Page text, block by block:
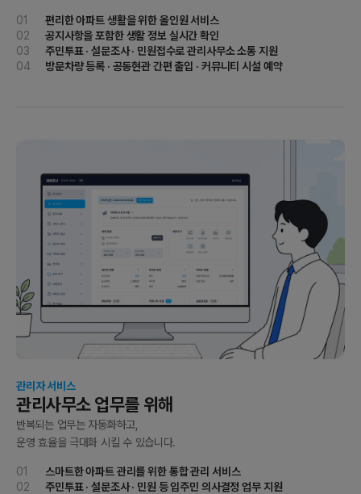
01
편리한 아파트 생활을 위한 올인원 서비스
02
공지사항을 포함한 생활 정보 실시간 확인
03
주민투표 · 설문조사 · 민원접수로 관리사무소 소통 지원
04
방문차량 등록 · 공동현관 간편 출입 · 커뮤니티 시설 예약
관리자 서비스
관리사무소 업무를 위해
반복되는 업무는 자동화하고,
운영 효율을 극대화 시킬 수 있습니다.
01
스마트한 아파트 관리를 위한 통합 관리 서비스
02
주민투표 · 설문조사 · 민원 등 입주민 의사결정 업무 지원